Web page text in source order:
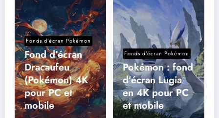
Fonds d’écran Pokémon
Fond d’écran
Dracaufeu
(Pokémon) 4K
pour PC et
mobile
Fonds d’écran Pokémon
Pokémon : fond
d’écran Lugia
en 4K pour PC
et mobile